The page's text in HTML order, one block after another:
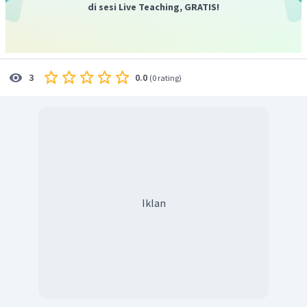
di sesi Live Teaching, GRATIS!
3 0.0 (0 rating)
Iklan